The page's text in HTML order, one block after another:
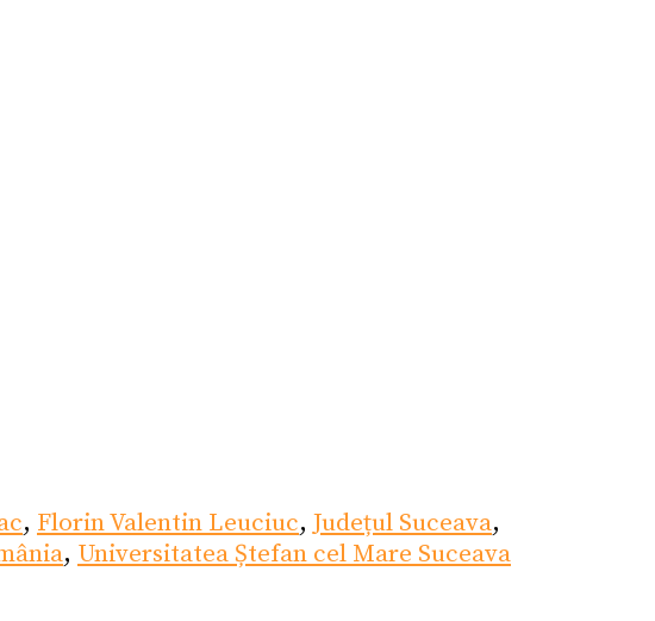
, Florin Valentin Leuciuc, Județul Suceava,
, Universitatea Ștefan cel Mare Suceava